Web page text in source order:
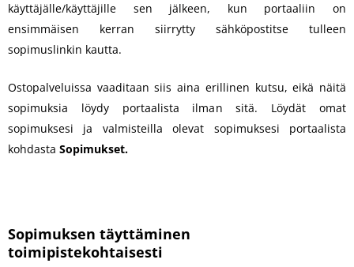
käyttäjälle/käyttäjille sen jälkeen, kun portaaliin on
ensimmäisen kerran siirrytty sähköpostitse tulleen
sopimuslinkin kautta.
Ostopalveluissa vaaditaan siis aina erillinen kutsu, eikä näitä
sopimuksia löydy portaalista ilman sitä. Löydät omat
sopimuksesi ja valmisteilla olevat sopimuksesi portaalista
kohdasta Sopimukset.
Sopimuksen täyttäminen
toimipistekohtaisesti